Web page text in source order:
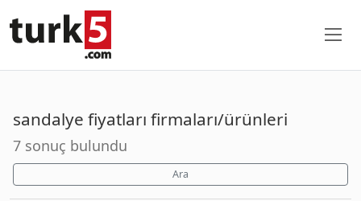
sandalye fiyatları firmaları/ürünleri
7 sonuç bulundu
Ara